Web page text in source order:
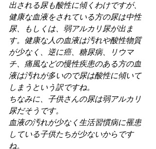
出される尿も酸性に傾くわけですが、
健康な血液をされている方の尿は中性
尿、もしくは、弱アルカリ尿が出ま
す。健康な人の血液は汚れや酸性物質
が少なく、逆に癌、糖尿病、リウマ
チ、痛風などの慢性疾患のある方の血
液は汚れが多いので尿は酸性に傾いて
しまうという訳ですね。
ちなみに、子供さんの尿は弱アルカリ
尿だそうです。
血液の汚れが少なく生活習慣病に罹患
している子供たちが少ないからです
ね。